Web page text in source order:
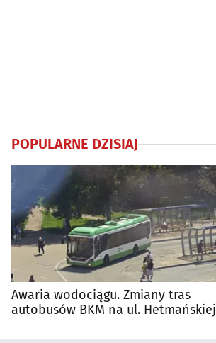
POPULARNE DZISIAJ
Awaria wodociągu. Zmiany tras
autobusów BKM na ul. Hetmańskiej